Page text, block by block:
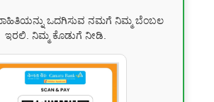
ಒದಗಿಸುವ ನಮಗೆ ನಿಮ್ಮ ಬೆಂಬಲ
ಇರಲಿ. ನಿಮ್ಮ ಕೊಡುಗೆ ನೀಡಿ.